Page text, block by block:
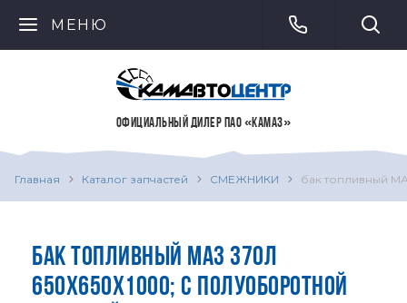
МЕНЮ
ОФИЦИАЛЬНЫЙ ДИЛЕР ПАО «КАМАЗ»
Главная Каталог запчастей СМЕЖНИКИ бак топливный
БАК ТОПЛИВНЫЙ МАЗ 370Л
650Х650Х1000; С ПОЛУОБОРОТНОЙ